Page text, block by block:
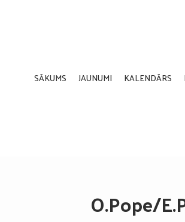
SĀKUMS JAUNUMI KALENDĀRS
O.Pope/